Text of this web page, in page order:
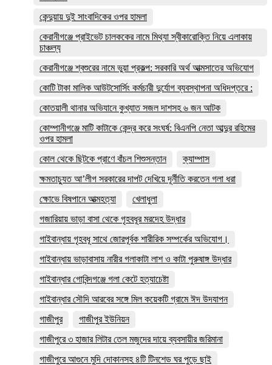
কেন্দুয়ায় দুই সাংবাদিকের ওপর হামলা
কেরানীগঞ্জে প্রাইভেট চালককের নামে মিথ্যা স্বীকারোক্তি নিয়ে এলাকায়
চাঞ্চল্য
কেরানীগঞ্জে শ্বশুরের নামে ভুয়া প্রকল্প: সরকারি অর্থ আত্মসাতের অভিযোগ
কোটি টাকা মালিক আউটসোর্সিং কর্মচারী দুর্যোগ ব্যবস্থাপনা অধিদপ্তরে :
কোতয়ালী থানার অভিযানে কুখ্যাত সজল দাশসহ ৬ জন আটক
কোম্পানীগঞ্জে মাটি কাটাকে কেন্দ্র করে সংঘর্ষ: বিএনপি নেতা আব্দুর রহিমের
ওপর হামলা
কোল থেকে ছিটকে প্রাণে বাঁচল শিশুসন্তান
ক্যাম্পাস
ক্ষমতাচ্যুত আ’লীগ সরকারের দাপট দেখিয়ে দূর্নীতি করতেন গলা ধরা
ক্ষোভে বিষপানে আত্মহত্যা
খেলাধুলা
গজারিয়ায় ভাড়া বাসা থেকে গৃহবধূর মরদেহ উদ্ধার
গাইবান্ধায় গৃহবধূ সাথে জোরপূর্বক শারীরিক সম্পর্কের অভিযোগ।
গাইবান্ধায় ভাড়াবাসায় নারীর গলাকাটা লাশ ও কাটা পুরুষাঙ্গ উদ্ধার
গাইবান্ধার গোবিন্দগঞ্জে গলা কেটে হত্যাচেষ্টা
গাইবান্ধার সৌদি আরবের সঙ্গে মিল কয়েকটি গ্রামে ঈদ উদযাপন
গাজীপুর
গাজীপুর ইউনিয়ন
গাজীপুরে ৩ হাজার লিটার তেল মজুদের দায়ে ব্যবসায়ীর জরিমানা
গাজীপুরে আগুনে মুদি দোকানসহ ৪টি টিনশেড ঘর পুড়ে ছাই